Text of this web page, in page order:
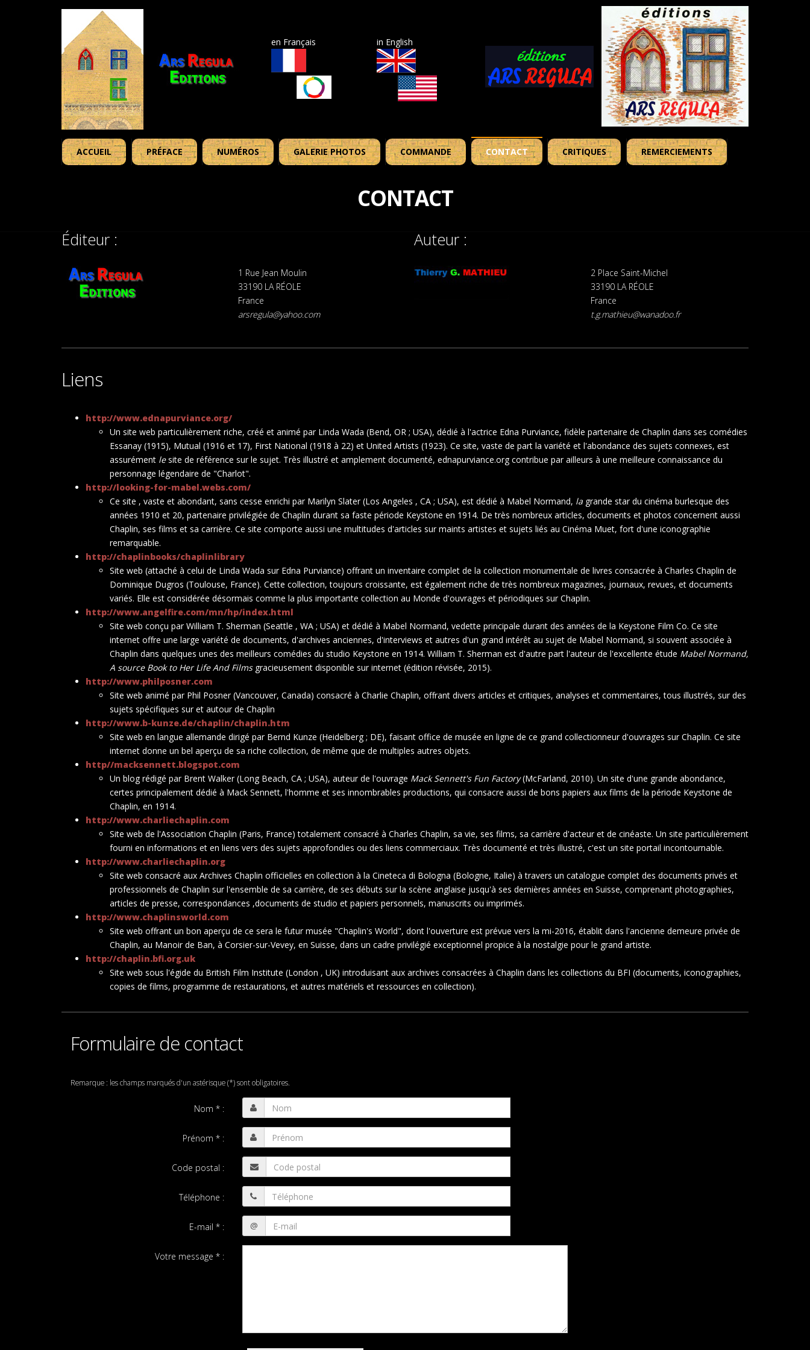
in English
en Français
ACCUEIL PRÉFACE NUMÉROS GALERIE PHOTOS COMMANDE CONTACT CRITIQUES REMERCIEMENTS
CONTACT
Éditeur : Auteur :
1 Rue Jean Moulin
33190 LA RÉOLE
France
arsregula@yahoo.com
2 Place Saint-Michel
33190 LA RÉOLE
France
t.g.mathieu@wanadoo.fr
Liens
http://www.ednapurviance.org/
Un site web particulièrement riche, créé et animé par Linda Wada (Bend, OR ; USA), dédié à l'actrice Edna Purviance, fidèle partenaire de Chaplin dans ses comédies
Essanay (1915), Mutual (1916 et 17), First National (1918 à 22) et United Artists (1923). Ce site, vaste de part la variété et l'abondance des sujets connexes, est
assurément lesite de référence sur le sujet. Très illustré et amplement documenté, ednapurviance.org contribue par ailleurs à une meilleure connaissance du
personnage légendaire de "Charlot".
http://looking-for-mabel.webs.com/
Ce site , vaste et abondant, sans cesse enrichi par Marilyn Slater (Los Angeles , CA ; USA), est dédié à Mabel Normand, la grande star du cinéma burlesque des
années 1910 et 20, partenaire privilégiée de Chaplin durant sa faste période Keystone en 1914. De très nombreux articles, documents et photos concernent aussi
Chaplin, ses films et sa carrière. Ce site comporte aussi une multitudes d'articles sur maints artistes et sujets liés au Cinéma Muet, fort d'une iconographie
remarquable.
http://chaplinbooks/chaplinlibrary
Site web (attaché à celui de Linda Wada sur Edna Purviance) offrant un inventaire complet de la collection monumentale de livres consacrée à Charles Chaplin de
Dominique Dugros (Toulouse, France). Cette collection, toujours croissante, est également riche de très nombreux magazines, journaux, revues, et documents
variés. Elle est considérée désormais comme la plus importante collection au Monde d'ouvrages et périodiques sur Chaplin.
http://www.angelfire.com/mn/hp/index.html
Site web conçu par William T. Sherman (Seattle , WA ; USA) et dédié à Mabel Normand, vedette principale durant des années de la Keystone Film Co. Ce site
internet offre une large variété de documents, d'archives anciennes, d'interviews et autres d'un grand intérêt au sujet de Mabel Normand, si souvent associée à
Chaplin dans quelques unes des meilleurs comédies du studio Keystone en 1914. William T. Sherman est d'autre part l'auteur de l'excellente étude Mabel Normand,
A source Book to Her Life And Filmsgracieusement disponible sur internet (édition révisée, 2015).
http://www.philposner.com
Site web animé par Phil Posner (Vancouver, Canada) consacré à Charlie Chaplin, offrant divers articles et critiques, analyses et commentaires, tous illustrés, sur des
sujets spécifiques sur et autour de Chaplin
http://www.b-kunze.de/chaplin/chaplin.htm
Site web en langue allemande dirigé par Bernd Kunze (Heidelberg ; DE), faisant office de musée en ligne de ce grand collectionneur d'ouvrages sur Chaplin. Ce site
internet donne un bel aperçu de sa riche collection, de même que de multiples autres objets.
http//macksennett.blogspot.com
Un blog rédigé par Brent Walker (Long Beach, CA ; USA), auteur de l'ouvrage Mack Sennett's Fun Factory(McFarland, 2010). Un site d'une grande abondance,
certes principalement dédié à Mack Sennett, l'homme et ses innombrables productions, qui consacre aussi de bons papiers aux films de la période Keystone de
Chaplin, en 1914.
http://www.charliechaplin.com
Site web de l'Association Chaplin (Paris, France) totalement consacré à Charles Chaplin, sa vie, ses films, sa carrière d'acteur et de cinéaste. Un site particulièrement
fourni en informations et en liens vers des sujets approfondies ou des liens commerciaux. Très documenté et très illustré, c'est un site portail incontournable.
http://www.charliechaplin.org
Site web consacré aux Archives Chaplin officielles en collection à la Cineteca di Bologna (Bologne, Italie) à travers un catalogue complet des documents privés et
professionnels de Chaplin sur l'ensemble de sa carrière, de ses débuts sur la scène anglaise jusqu'à ses dernières années en Suisse, comprenant photographies,
articles de presse, correspondances ,documents de studio et papiers personnels, manuscrits ou imprimés.
http://www.chaplinsworld.com
Site web offrant un bon aperçu de ce sera le futur musée "Chaplin's World", dont l'ouverture est prévue vers la mi-2016, établit dans l'ancienne demeure privée de
Chaplin, au Manoir de Ban, à Corsier-sur-Vevey, en Suisse, dans un cadre privilégié exceptionnel propice à la nostalgie pour le grand artiste.
http://chaplin.bfi.org.uk
Site web sous l'égide du British Film Institute (London , UK) introduisant aux archives consacrées à Chaplin dans les collections du BFI (documents, iconographies,
copies de films, programme de restaurations, et autres matériels et ressources en collection).
Formulaire de contact
Remarque : les champs marqués d'un astérisque (*) sont obligatoires.
Nom * :
Prénom * :
Code postal :
Téléphone :
E-mail * : @
Votre message * :